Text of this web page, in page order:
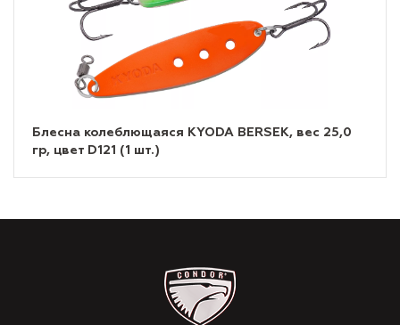
Блесна колеблющаяся KYODA BERSEK, вес 25,0
гр, цвет D121 (1 шт.)